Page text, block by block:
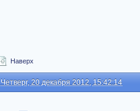
Наверх
Четверг, 20 декабря 2012, 15:42:14